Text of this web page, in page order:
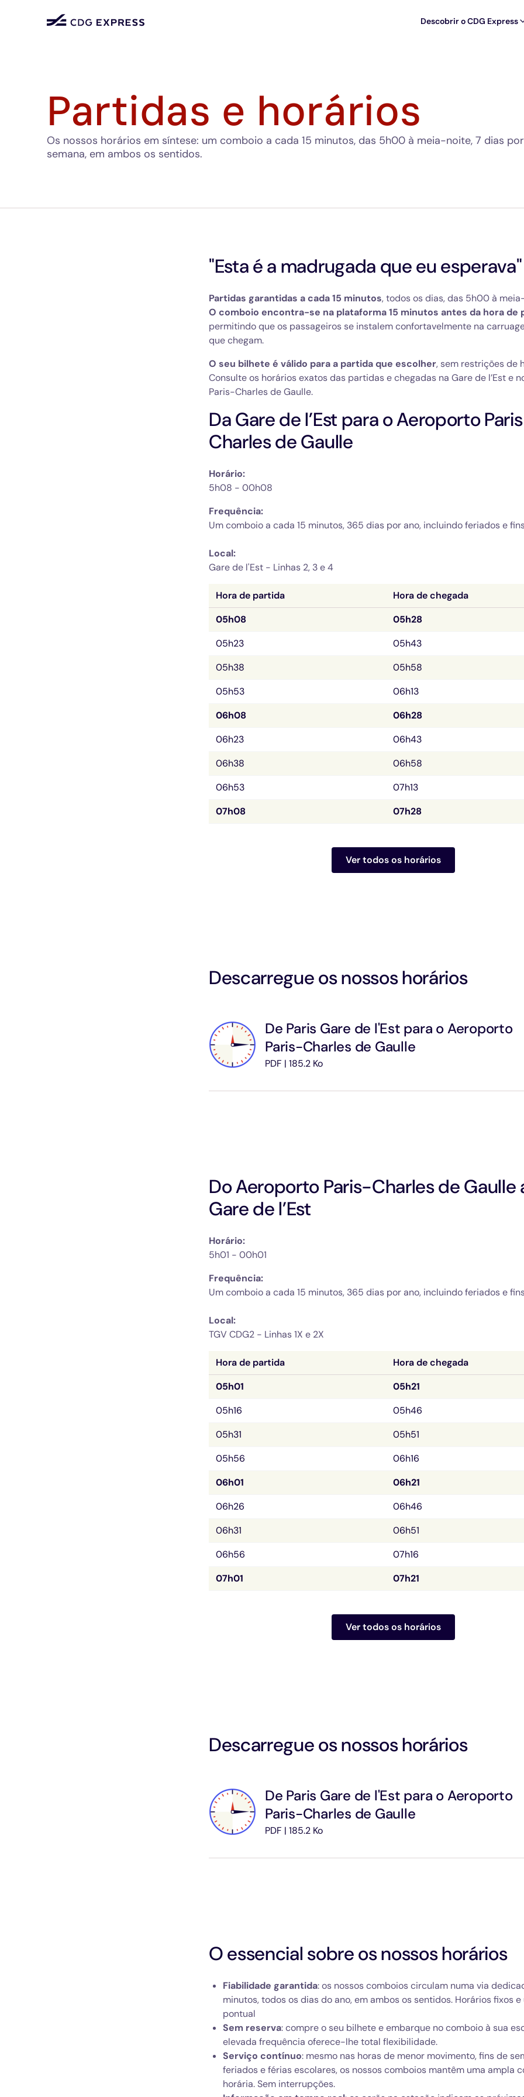
Descobrir o CDG Express
Partidas e horários
Os nossos horários em síntese: um comboio a cada 15 minutos, das 5h00 à meia-noite, 7 dias por
semana, em ambos os sentidos.
"Esta é a madrugada que eu esperava"
Partidas garantidas a cada 15 minutos, todos os dias, das 5h00 à
O comboio encontra-se na plataforma 15 minutos antes da hora de
permitindo que os passageiros se instalem confortavelmente na
que chegam.
O seu bilhete é válido para a partida que escolher, sem restrições de
Consulte os horários exatos das partidas e chegadas na Gare de l’Est e
Paris-Charles de Gaulle.
Da Gare de l’Est para o Aeroporto
Charles de Gaulle
Horário:
5h08 - 00h08
Frequência:
Local:
Gare de l'Est - Linhas 2, 3 e 4
Hora de partida
Hora de chegada
05h08
05h28
05h23
05h43
05h38
05h58
05h53
06h13
06h08
06h28
06h23
06h43
06h38
06h58
06h53
07h13
07h08
07h28
Ver todos os horários
Descarregue os nossos horários
De Paris Gare de l'Est para o Aeroporto
Paris-Charles de Gaulle
PDF | 185.2 Ko
Do Aeroporto Paris-Charles de Gaulle
Gare de l’Est
Horário:
5h01 - 00h01
Frequência:
Local:
TGV CDG2 - Linhas 1X e 2X
Hora de partida
Hora de chegada
05h01
05h21
05h16
05h46
05h31
05h51
05h56
06h16
06h01
06h21
06h26
06h46
06h31
06h51
06h56
07h16
07h01
07h21
Ver todos os horários
Descarregue os nossos horários
De Paris Gare de l'Est para o Aeroporto
Paris-Charles de Gaulle
PDF | 185.2 Ko
O essencial sobre os nossos horários
Fiabilidade garantida: os nossos comboios circulam numa via
minutos, todos os dias do ano, em ambos os sentidos. Horários fixos
pontual
Sem reserva: compre o seu bilhete e embarque no comboio à sua
elevada frequência oferece-lhe total flexibilidade.
Serviço contínuo: mesmo nas horas de menor movimento, fins de
feriados e férias escolares, os nossos comboios mantêm uma ampla
horária. Sem interrupções.